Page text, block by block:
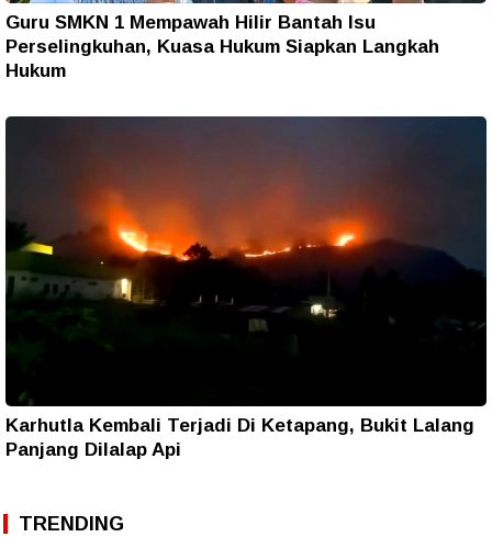
Guru SMKN 1 Mempawah Hilir Bantah Isu
Perselingkuhan, Kuasa Hukum Siapkan Langkah
Hukum
Karhutla Kembali Terjadi Di Ketapang, Bukit Lalang
Panjang Dilalap Api
TRENDING